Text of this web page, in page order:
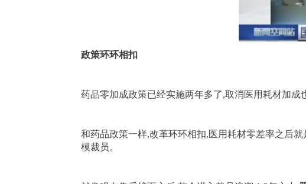
政策环环相扣
药品零加成政策已经实施两年多了,取消医用耗材加成
和药品政策一样,改革环环相扣,医用耗材零差率之后
模裁员。